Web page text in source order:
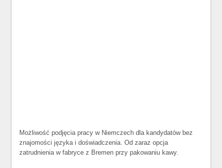
Możliwość podjęcia pracy w Niemczech dla kandydatów bez
znajomości języka i doświadczenia. Od zaraz opcja
zatrudnienia w fabryce z Bremen przy pakowaniu kawy.